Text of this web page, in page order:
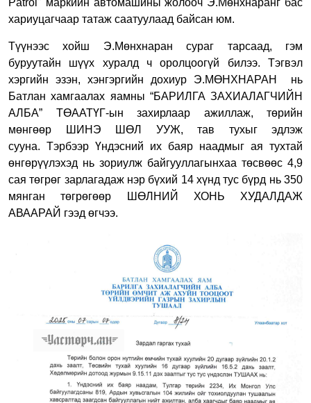
Patrol" маркийн автомашины жолооч Э.Мөнхнаранг бас
хариуцагчаар татаж саатуулаад байсан юм.
Түүнээс хойш Э.Мөнхнаран сураг тарсаад, гэм
буруутайн шүүх хуралд ч оролцоогүй билээ. Тэгвэл
хэргийн эзэн, хэнгэргийн дохиур Э.МӨНХНАРАН нь
Батлан хамгаалах яамны “БАРИЛГА ЗАХИАЛАГЧИЙН
АЛБА” ТӨААТҮГ-ын захирлаар ажиллаж, төрийн
мөнгөөр ШИНЭ ШӨЛ УУЖ, тав тухыг эдлэж
сууна. Тэрбээр Үндэсний их баяр наадмыг ая тухтай
өнгөрүүлэхэд нь зориулж байгууллагынхаа төсвөөс 4,9
сая төгрөг зарлагадаж нэр бүхий 14 хүнд тус бүрд нь 350
мянган төгрөгөөр ШӨЛНИЙ ХОНЬ ХУДАЛДАЖ
АВААРАЙ гээд өгчээ.